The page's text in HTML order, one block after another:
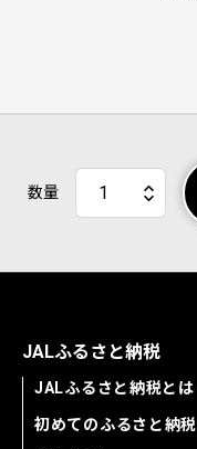
数量
JALふるさと納税
JALふるさと納税とは
初めてのふるさと納税